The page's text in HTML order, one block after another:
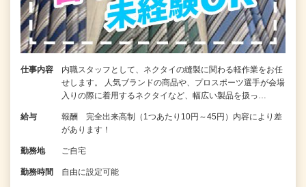
仕事内容
内職スタッフとして、ネクタイの縫製に関わる軽作業をお任
せします。 人気ブランドの商品や、プロスポーツ選手が会場
入りの際に着用するネクタイなど、幅広い製品を扱っ…
給与
報酬 完全出来高制（1つあたり10円～45円）内容により差
があります！
勤務地 ご自宅
勤務時間 自由に設定可能